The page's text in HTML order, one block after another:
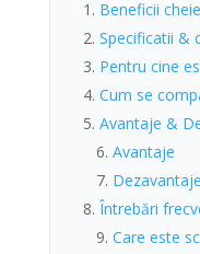
Beneficii cheie
Specificatii &
Pentru cine
Cum se
Avantaje &
Avantaje
Dezavantaje
Întrebări
Care este